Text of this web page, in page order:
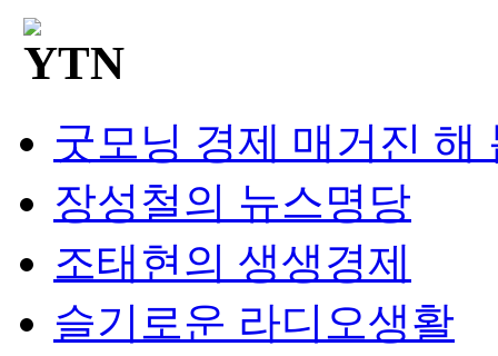
굿모닝 경제 매거진 해
장성철의 뉴스명당
조태현의 생생경제
슬기로운 라디오생활